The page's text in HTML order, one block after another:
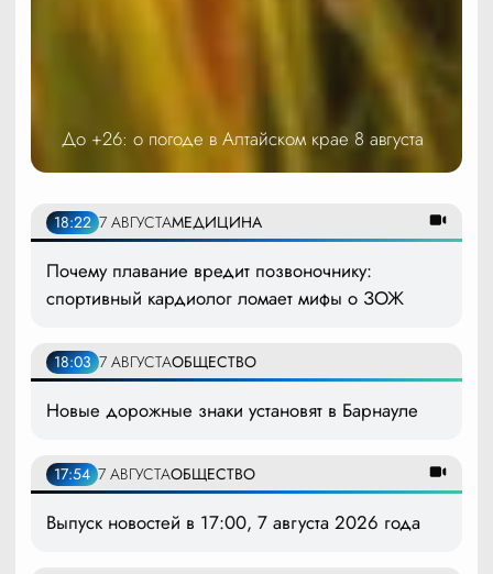
До +26: о погоде в Алтайском крае 8 августа
18:22 7 АВГУСТАМЕДИЦИНА
Почему плавание вредит позвоночнику:
спортивный кардиолог ломает мифы о ЗОЖ
18:03 7 АВГУСТАОБЩЕСТВО
Новые дорожные знаки установят в Барнауле
17:54 7 АВГУСТАОБЩЕСТВО
Выпуск новостей в 17:00, 7 августа 2026 года